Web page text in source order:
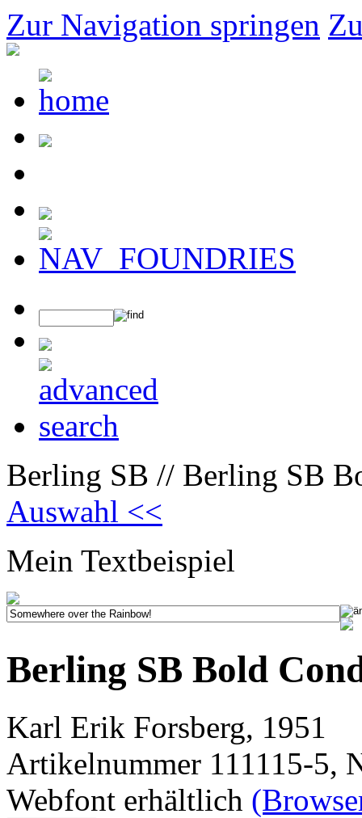
Zur Navigation springen
Berling SB // Berling SB
Auswahl <<
Mein Textbeispiel
Berling SB Bold
Karl Erik Forsberg, 1951
Artikelnummer 111115-5,
Webfont erhältlich